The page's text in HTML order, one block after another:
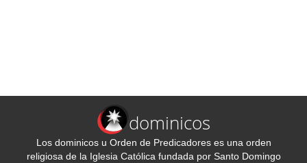
dominicos
Los dominicos u Orden de Predicadores es una orden
religiosa de la Iglesia Católica fundada por Santo Domingo